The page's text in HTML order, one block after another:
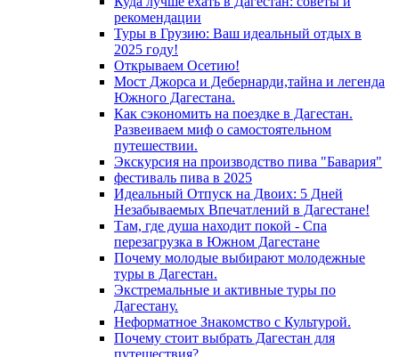
рекомендации
Туры в Грузию: Ваш идеальный отдых в
2025 году!
Открываем Осетию!
Мост Джорса и Дебернарди,тайна и легенда
Южного Дагестана.
Как сэкономить на поездке в Дагестан.
Развеиваем миф о самостоятельном
путешествии.
Экскурсия на производство пива "Бавария"
фестиваль пива в 2025
Идеальный Отпуск на Двоих: 5 Дней
Незабываемых Впечатлений в Дагестане!
Там, где душа находит покой - Спа
перезагрузка в Южном Дагестане
Почему молодые выбирают молодежные
туры в Дагестан.
Экстремальные и активные туры по
Дагестану.
Неформатное Знакомство с Культурой.
Почему стоит выбрать Дагестан для
путешествия?